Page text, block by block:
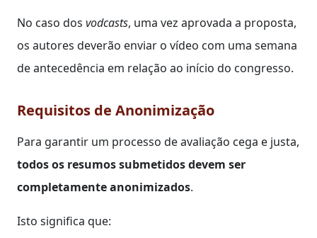
No caso dos vodcasts, uma vez aprovada a proposta,
os autores deverão enviar o vídeo com uma semana
de antecedência em relação ao início do congresso.
Requisitos de Anonimização
Para garantir um processo de avaliação cega e justa,
todos os resumos submetidos devem ser
completamente anonimizados.
Isto significa que: